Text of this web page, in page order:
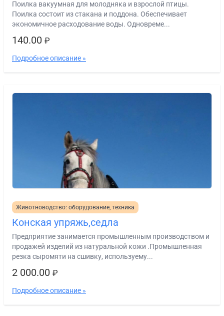
Поилка вакуумная для молодняка и взрослой птицы.
Поилка состоит из стакана и поддона. Обеспечивает
экономичное расходование воды. Одновреме...
140.00 ₽
Подробное описание »
Животноводство: оборудование, техника
Конская упряжь,седла
Предприятие занимается промышленным производством и
продажей изделий из натуральной кожи .Промышленная
резка сыромяти на сшивку, используему...
2 000.00 ₽
Подробное описание »